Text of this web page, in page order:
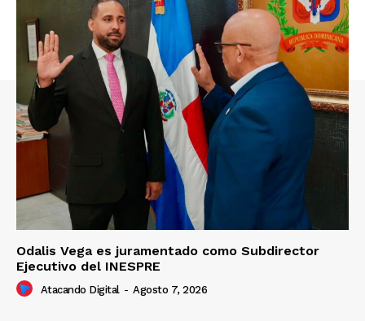
Odalis Vega es juramentado como Subdirector
Ejecutivo del INESPRE
Atacando Digital - Agosto 7, 2026